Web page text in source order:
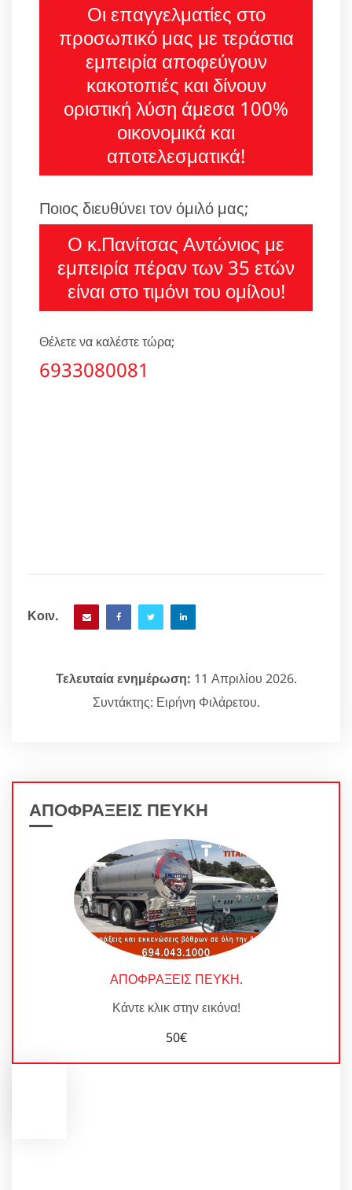
Οι επαγγελματίες στο
προσωπικό μας με τεράστια
εμπειρία αποφεύγουν
κακοτοπιές και δίνουν
οριστική λύση άμεσα 100%
οικονομικά και
αποτελεσματικά!
Ποιος διευθύνει τον όμιλό μας;
Ο κ.Πανίτσας Αντώνιος με
εμπειρία πέραν των 35 ετών
είναι στο τιμόνι του ομίλου!
Θέλετε να καλέστε τώρα;
6933080081
Κοιν.
Τελευταία ενημέρωση: 11 Απριλίου 2026.
Συντάκτης: Ειρήνη Φιλάρετου.
ΑΠΟΦΡΑΞΕΙΣ ΠΕΥΚΗ
ΑΠΟΦΡΑΞΕΙΣ ΠΕΥΚΗ.
Κάντε κλικ στην εικόνα!
50€